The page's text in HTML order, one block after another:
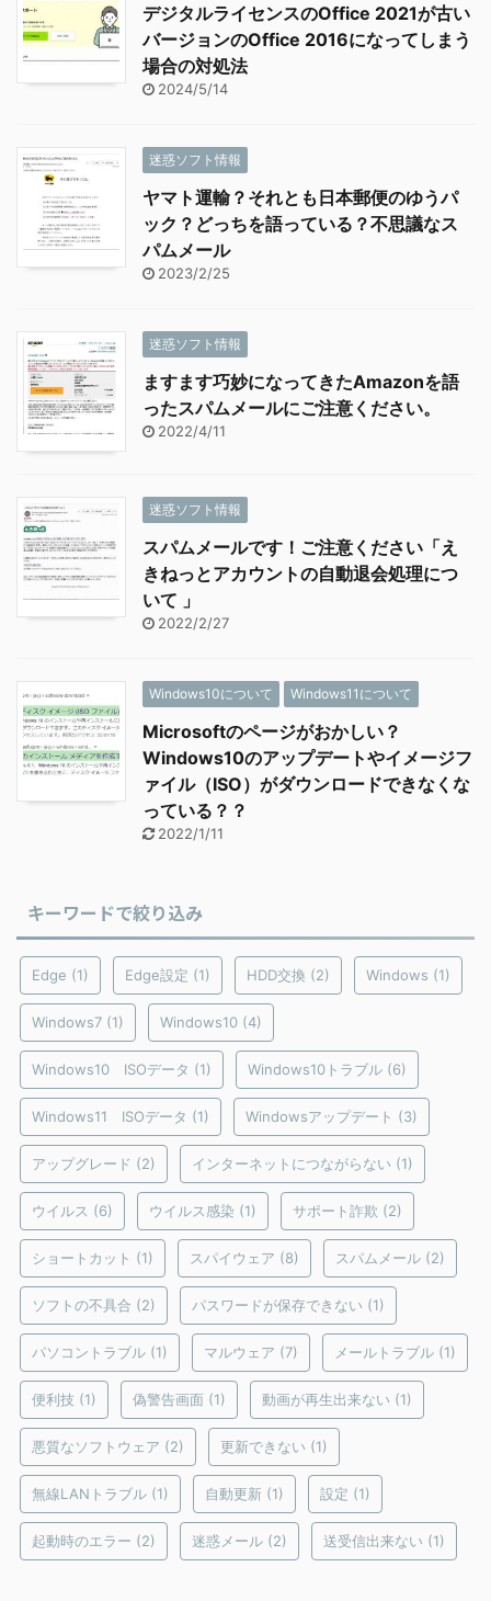
デジタルライセンスのOffice 2021が古い
バージョンのOffice 2016になってしまう
場合の対処法
2024/5/14
迷惑ソフト情報
ヤマト運輸？それとも日本郵便のゆうパ
ック？どっちを語っている？不思議なス
パムメール
2023/2/25
迷惑ソフト情報
ますます巧妙になってきたAmazonを語
ったスパムメールにご注意ください。
2022/4/11
迷惑ソフト情報
スパムメールです！ご注意ください「え
きねっとアカウントの自動退会処理につ
いて 」
2022/2/27
Windows10について Windows11について
Microsoftのページがおかしい？
Windows10のアップデートやイメージフ
ァイル（ISO）がダウンロードできなくな
っている？？
2022/1/11
キーワードで絞り込み
Edge (1) Edge設定 (1) HDD交換 (2) Windows (1)
Windows7 (1) Windows10 (4)
Windows10 ISOデータ (1) Windows10トラブル (6)
Windows11 ISOデータ (1) Windowsアップデート (3)
アップグレード (2) インターネットにつながらない (1)
ウイルス (6) ウイルス感染 (1) サポート詐欺 (2)
ショートカット (1) スパイウェア (8) スパムメール (2)
ソフトの不具合 (2) パスワードが保存できない (1)
パソコントラブル (1) マルウェア (7) メールトラブル (1)
便利技 (1) 偽警告画面 (1) 動画が再生出来ない (1)
悪質なソフトウェア (2) 更新できない (1)
無線LANトラブル (1) 自動更新 (1) 設定 (1)
起動時のエラー (2) 迷惑メール (2) 送受信出来ない (1)